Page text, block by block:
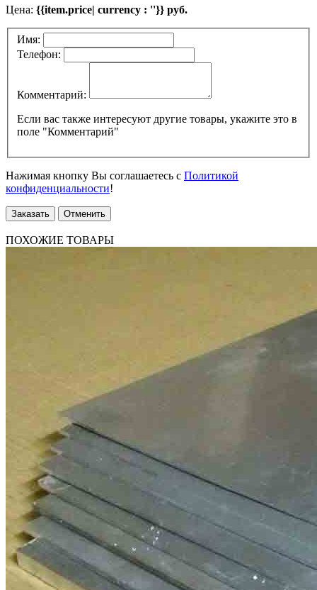
Цена: {{item.price| currency : ''}} руб.
Имя:
Телефон:
Комментарий:
Если вас также интересуют другие товары, укажите это в
поле "Комментарий"
Нажимая кнопку Вы соглашаетесь с Политикой
конфиденциальности!
Заказать Отменить
ПОХОЖИЕ ТОВАРЫ